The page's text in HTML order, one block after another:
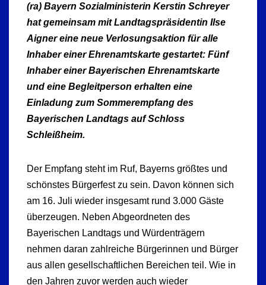
(ra) Bayern Sozialministerin Kerstin Schreyer
hat gemeinsam mit Landtagspräsidentin Ilse
Aigner eine neue Verlosungsaktion für alle
Inhaber einer Ehrenamtskarte gestartet: Fünf
Inhaber einer Bayerischen Ehrenamtskarte
und eine Begleitperson erhalten eine
Einladung zum Sommerempfang des
Bayerischen Landtags auf Schloss
Schleißheim.
Der Empfang steht im Ruf, Bayerns größtes und
schönstes Bürgerfest zu sein. Davon können sich
am 16. Juli wieder insgesamt rund 3.000 Gäste
überzeugen. Neben Abgeordneten des
Bayerischen Landtags und Würdenträgern
nehmen daran zahlreiche Bürgerinnen und Bürger
aus allen gesellschaftlichen Bereichen teil. Wie in
den Jahren zuvor werden auch wieder